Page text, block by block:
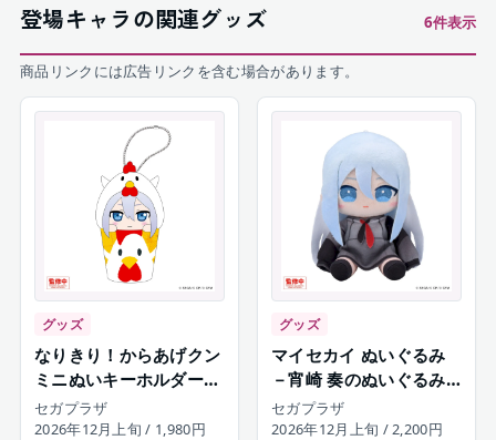
登場キャラの関連グッズ 6件表示
商品リンクには広告リンクを含む場合があります。
グッズ
なりきり！からあげクン
ミニぬいキーホルダー
宵崎奏
セガプラザ
2026年12月上旬 / 1,980円
グッズ
マイセカイ ぬいぐるみ
－宵崎 奏のぬいぐるみ
－（S）
セガプラザ
2026年12月上旬 / 2,200円